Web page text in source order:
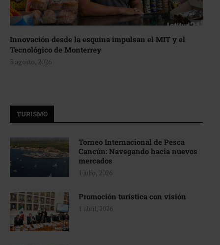
Innovación desde la esquina impulsan el MIT y el
Tecnológico de Monterrey
3 agosto, 2026
TURISMO
Torneo Internacional de Pesca
Cancún: Navegando hacia nuevos
mercados
1 julio, 2026
Promoción turística con visión
1 abril, 2026